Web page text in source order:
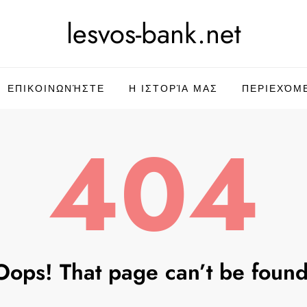
lesvos-bank.net
ΕΠΙΚΟΙΝΩΝΉΣΤΕ Η ΙΣΤΟΡΊΑ ΜΑΣ
404
That page can’t be